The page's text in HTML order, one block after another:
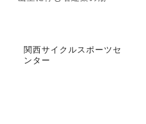
関西サイクルスポーツセ
ンター